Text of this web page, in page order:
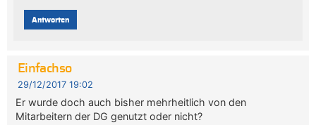
Antworten
Einfachso
29/12/2017 19:02
Er wurde doch auch bisher mehrheitlich von den
Mitarbeitern der DG genutzt oder nicht?